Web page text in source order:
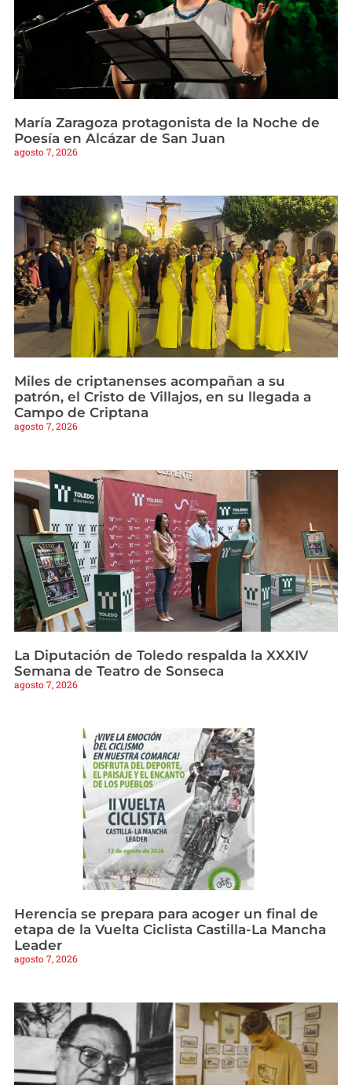
María Zaragoza protagonista de la Noche de
Poesía en Alcázar de San Juan
agosto 7, 2026
Miles de criptanenses acompañan a su
patrón, el Cristo de Villajos, en su llegada a
Campo de Criptana
agosto 7, 2026
La Diputación de Toledo respalda la XXXIV
Semana de Teatro de Sonseca
agosto 7, 2026
Herencia se prepara para acoger un final de
etapa de la Vuelta Ciclista Castilla-La Mancha
Leader
agosto 7, 2026